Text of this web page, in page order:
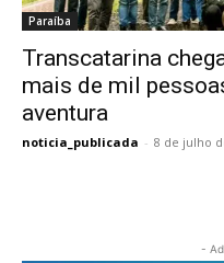
Paraíba
Transcatarina
mais de mil
aventura
noticia_publicada - 8 de julho
-